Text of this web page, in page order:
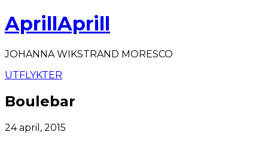
AprillAprill
JOHANNA WIKSTRAND MORESCO
UTFLYKTER
Boulebar
24 april, 2015